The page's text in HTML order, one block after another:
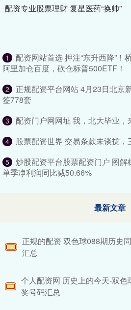
配资专业股票理财 复星医药“换帅”
1
配资网站首选 押注“东升西降”！
阿里加仓百度，砍仓标普500ETF！
2
正规配资平台网站 4月23日北京
签778套
3 配资门户网网址 我，北大毕业，
4 股票配资世界 交易条款未谈拢
5
炒股配资平台股票配资门户 图
单季净利润同比减50.66%
最新文章
正规的配资 双色球088期历史
汇总
个人配资网 历史上的今天-双色
奖号码汇总